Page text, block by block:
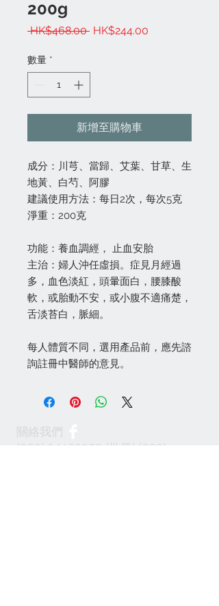
200g
HK$468.00 一
格
HK$244.00
數量 *
新增至購物車
成分：川芎、當歸、艾葉、甘草、生
地黃、白芍、阿膠
建議使用方法：每日2次，每次5克
淨重：200克
功能：養血調經， 止血安胎
主治：婦人沖任虛損。症見月經過
多，血色淡紅，頭暈面白，腰膝酸
軟，或胎動不安，或小腹不適痛楚，
舌淡苔白，脈細。
每人體質不同，選用產品前，應先諮
詢註冊中醫師的意見。
關絡我們
(852) 24622938 (批發) (852)